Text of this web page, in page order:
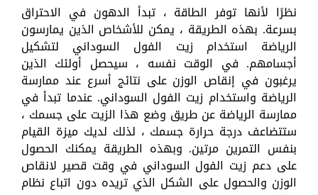
نظرًا لأنها توفر الطاقة ، تبدأ الدهون في الاحتراق
بسرعة. بهذه الطريقة ، يمكن للأشخاص الذين يمارسون
الرياضة استخدام زيت الفول السوداني لتشكيل
أجسامهم. في الوقت نفسه ، سيحصل أولئك الذين
يرغبون في إنقاص الوزن على نتائج أسرع عند ممارسة
الرياضة واستخدام زيت الفول السوداني. عندما تبدأ في
ممارسة الرياضة عن طريق وضع هذا الزيت على جسمك ،
ستتضاعف درجة حرارة جسمك ، لذلك لديك ميزة القيام
بنفس التمرين مرتين. وبهذه الطريقة يمكنك الحصول
على دعم زيت الفول السوداني في وقت قصير لانقاص
الوزن والحصول على الشكل الذي تريده دون اتباع نظام